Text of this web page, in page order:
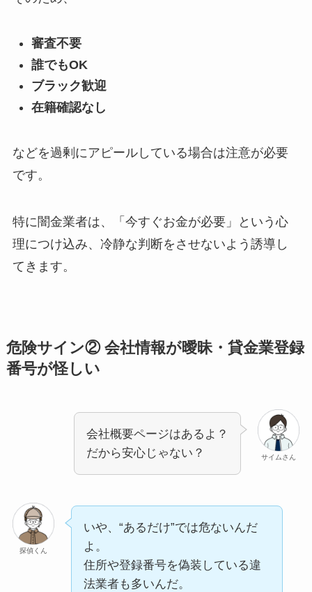
審査不要
誰でもOK
ブラック歓迎
在籍確認なし
などを過剰にアピールしている場合は注意が必要
です。
特に闇金業者は、「今すぐお金が必要」という心
理につけ込み、冷静な判断をさせないよう誘導し
てきます。
危険サイン② 会社情報が曖昧・貸金業登録
番号が怪しい
サイムさん
会社概要ページはあるよ？
だから安心じゃない？
探偵くん
いや、“あるだけ”では危ないんだ
よ。
住所や登録番号を偽装している違
法業者も多いんだ。